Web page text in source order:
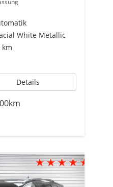
White Metallic
km
Details